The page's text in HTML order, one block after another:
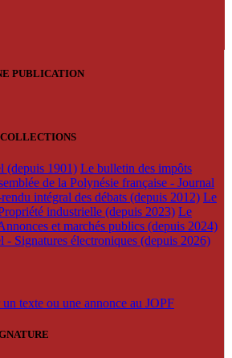
PUBLICATION
(depuis 1901) Le bulletin des impôts
de la Polynésie française - Journal
intégral des débats (depuis 2012) Le
industrielle (depuis 2023) Le
et marchés publics (depuis 2024)
Signatures électroniques (depuis 2026)
texte ou une annonce au JOPF